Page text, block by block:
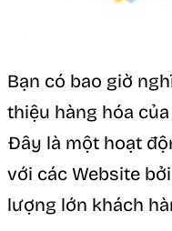
Bạn có bao giờ
thiệu hàng hóa
Đây là một hoạt
với các Website
lượng lớn khách